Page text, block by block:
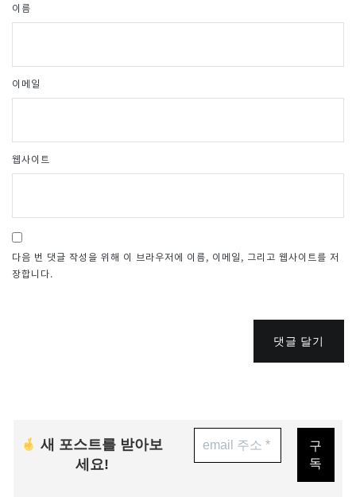
이름
이메일
웹사이트
다음 번 댓글 작성을 위해 이 브라우저에 이름, 이메일, 그리고 웹사이트를 저
장합니다.
댓글 달기
새 포스트를 받아보
세요!